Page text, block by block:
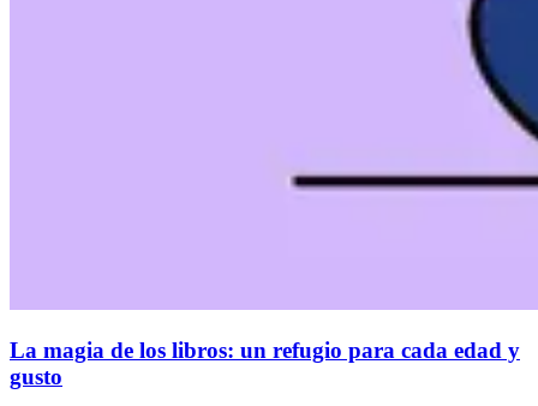
La magia de los libros: un refugio para cada edad y
gusto